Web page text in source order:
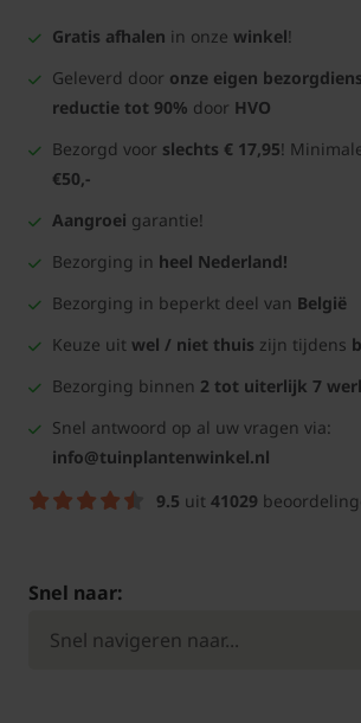
Gratis afhalen in onze winkel!
Geleverd door onze eigen
reductie tot 90% door HVO
Bezorgd voor slechts € 17,95!
€50,-
Aangroei garantie!
Bezorging in heel Nederland!
Bezorging in beperkt deel van België
Keuze uit wel / niet thuis zijn tijdens
Bezorging binnen 2 tot uiterlijk 7
Snel antwoord op al uw vragen via:
info@tuinplantenwinkel.nl
9.5 uit 41029
Snel naar: